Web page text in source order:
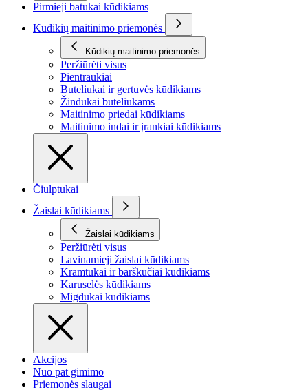
Pirmieji batukai kūdikiams
Kūdikių maitinimo priemonės
Kūdikių maitinimo priemonės
Peržiūrėti visus
Pientraukiai
Buteliukai ir gertuvės kūdikiams
Žindukai buteliukams
Maitinimo priedai kūdikiams
Maitinimo indai ir įrankiai kūdikiams
Čiulptukai
Žaislai kūdikiams
Žaislai kūdikiams
Peržiūrėti visus
Lavinamieji žaislai kūdikiams
Kramtukai ir barškučiai kūdikiams
Karuselės kūdikiams
Migdukai kūdikiams
Akcijos
Nuo pat gimimo
Priemonės slaugai